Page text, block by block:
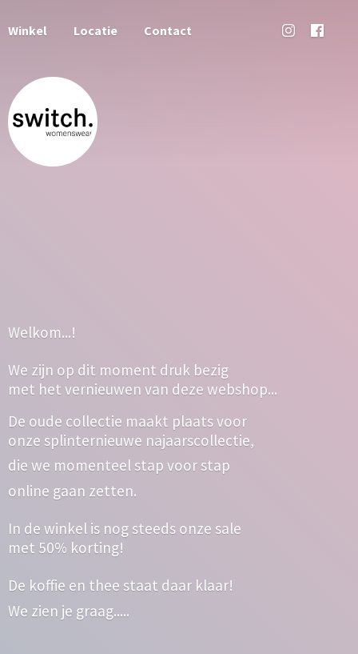
Winkel Locatie Contact
Welkom...!
We zijn op dit moment druk bezig
met het vernieuwen van deze webshop...
De oude collectie maakt plaats voor
onze splinternieuwe najaarscollectie,
die we momenteel stap voor stap
online gaan zetten.
In de winkel is nog steeds onze sale
met 50% korting!
De koffie en thee staat daar klaar!
We zien je graag.....